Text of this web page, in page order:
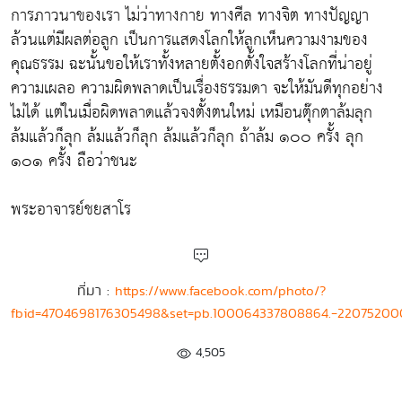
การภาวนาของเรา ไม่ว่าทางกาย ทางศีล ทางจิต ทางปัญญา
ล้วนแต่มีผลต่อลูก เป็นการแสดงโลกให้ลูกเห็นความงามของ
คุณธรรม ฉะนั้นขอให้เราทั้งหลายตั้งอกตั้งใจสร้างโลกที่น่าอยู่
ความเผลอ ความผิดพลาดเป็นเรื่องธรรมดา จะให้มันดีทุกอย่าง
ไม่ได้ แต่ในเมื่อผิดพลาดแล้วจงตั้งตนใหม่ เหมือนตุ๊กตาล้มลุก
ล้มแล้วก็ลุก ล้มแล้วก็ลุก ล้มแล้วก็ลุก ถ้าล้ม ๑๐๐ ครั้ง ลุก
๑๐๑ ครั้ง ถือว่าชนะ
พระอาจารย์ชยสาโร
ที่มา : https://www.facebook.com/photo/?
fbid=4704698176305498&set=pb.100064337808864.-
4,505